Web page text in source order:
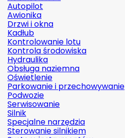
Autopilot
Awionika
Drzwi i okna
Kadłub
Kontrolowanie lotu
Kontrola środowiska
Hydraulika
Obsługa naziemna
Oświetlenie
Parkowanie i przechowywanie
Podwozie
Serwisowanie
Silnik
Specjalne narzędzia
Sterowanie silnikiem